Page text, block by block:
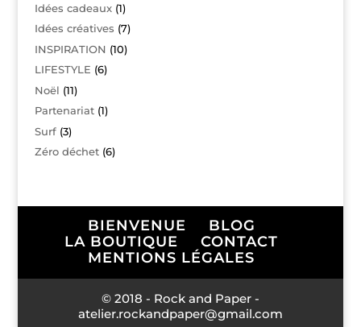
Idées cadeaux(1)
Idées créatives (7)
INSPIRATION (10)
LIFESTYLE (6)
Noël (11)
Partenariat(1)
Surf(3)
Zéro déchet(6)
BIENVENUE
BLOG
LA BOUTIQUE
CONTACT
MENTIONS LÉGALES
© 2018 - Rock and Paper -
atelier.rockandpaper@gmail.com